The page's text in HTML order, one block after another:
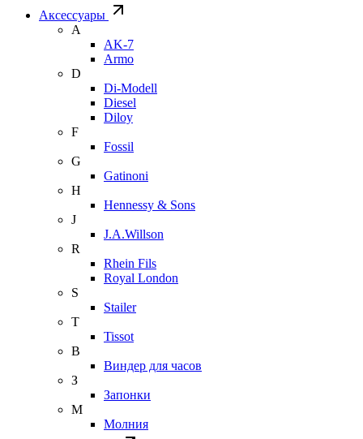
Аксессуары
A
AK-7
Armo
D
Di-Modell
Diesel
Diloy
F
Fossil
G
Gatinoni
H
Hennessy & Sons
J
J.A.Willson
R
Rhein Fils
Royal London
S
Stailer
T
Tissot
В
Виндер для часов
З
Запонки
М
Молния